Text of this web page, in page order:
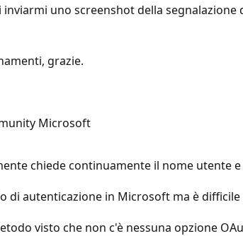
uno screenshot della
grazie.
Microsoft
chiede continuamente il nome utente
di autenticazione in Microsoft ma è
visto che non c'è nessuna opzione